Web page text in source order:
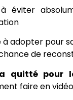
éviter
adopter pour
de
quitté pour
faire en vidéo